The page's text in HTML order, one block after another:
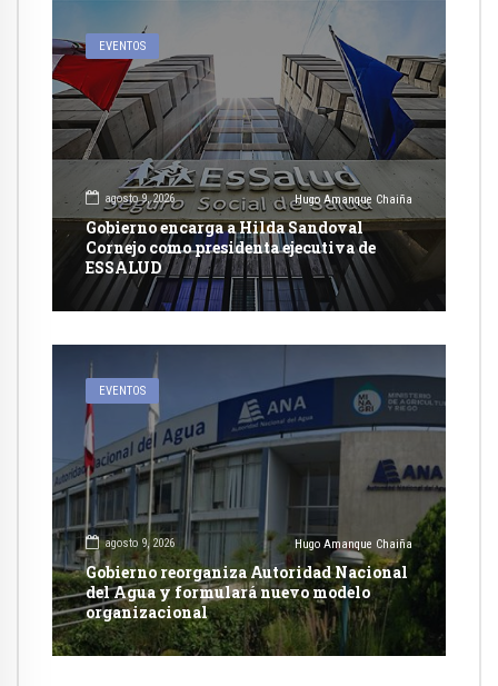
EVENTOS
agosto 9, 2026 Hugo Amanque Chaiña
Gobierno encarga a Hilda Sandoval
Cornejo como presidenta ejecutiva de
ESSALUD
EVENTOS
agosto 9, 2026 Hugo Amanque Chaiña
Gobierno reorganiza Autoridad Nacional
del Agua y formulará nuevo modelo
organizacional